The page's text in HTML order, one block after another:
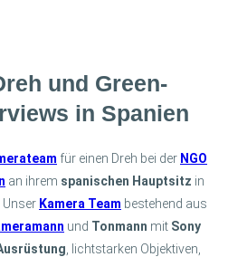
und Green-
in Spanien
für einen Dreh bei der NGO
an ihrem spanischen Hauptsitz in
. Unser Kamera Team bestehend aus
und Tonmann mit Sony
, lichtstarken Objektiven,